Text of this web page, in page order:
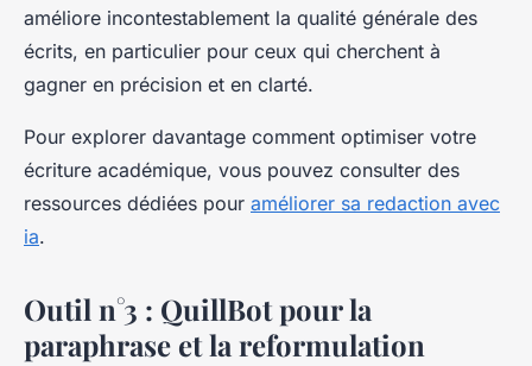
améliore incontestablement la qualité générale des
écrits, en particulier pour ceux qui cherchent à
gagner en précision et en clarté.
Pour explorer davantage comment optimiser votre
écriture académique, vous pouvez consulter des
ressources dédiées pour améliorer sa redaction avec
ia.
Outil n°3 : QuillBot pour la
paraphrase et la reformulation